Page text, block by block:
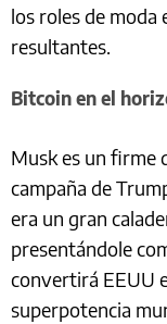
los roles de moda
resultantes.
Bitcoin en el
Musk es un firme
campaña de
era un gran
presentándole
convertirá EEUU
superpotencia